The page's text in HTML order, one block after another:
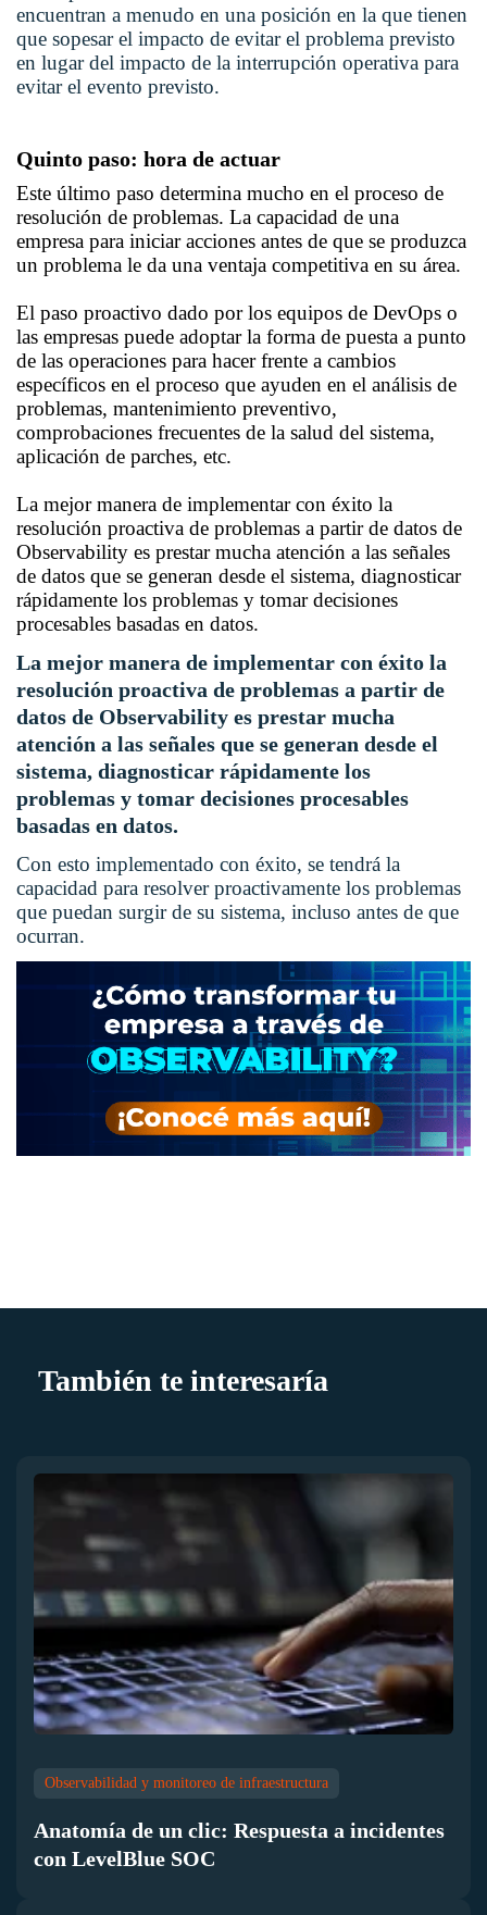
encuentran a menudo en una posición en la que tienen
que sopesar el impacto de evitar el problema previsto
en lugar del impacto de la interrupción operativa para
evitar el evento previsto.
Quinto paso: hora de actuar
Este último paso determina mucho en el proceso de
resolución de problemas. La capacidad de una
empresa para iniciar acciones antes de que se produzca
un problema le da una ventaja competitiva en su área.
El paso proactivo dado por los equipos de DevOps o
las empresas puede adoptar la forma de puesta a punto
de las operaciones para hacer frente a cambios
específicos en el proceso que ayuden en el análisis de
problemas, mantenimiento preventivo,
comprobaciones frecuentes de la salud del sistema,
aplicación de parches, etc.
La mejor manera de implementar con éxito la
resolución proactiva de problemas a partir de datos de
Observability es prestar mucha atención a las señales
de datos que se generan desde el sistema, diagnosticar
rápidamente los problemas y tomar decisiones
procesables basadas en datos.
La mejor manera de implementar con éxito la
resolución proactiva de problemas a partir de
datos de Observability es prestar mucha
atención a las señales que se generan desde el
sistema, diagnosticar rápidamente los
problemas y tomar decisiones procesables
basadas en datos.
Con esto implementado con éxito, se tendrá la
capacidad para resolver proactivamente los problemas
que puedan surgir de su sistema, incluso antes de que
ocurran.
También te interesaría
Observabilidad y monitoreo de infraestructura
Anatomía de un clic: Respuesta a incidentes
con LevelBlue SOC